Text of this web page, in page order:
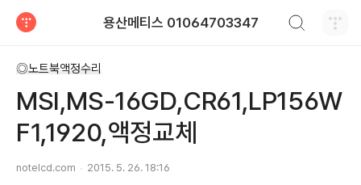
용산메티스 01064703347
◎노트북액정수리
MSI,MS-16GD,CR61,LP156W
F1,1920,액정교체
notelcd.com 2015. 5. 26. 18:16